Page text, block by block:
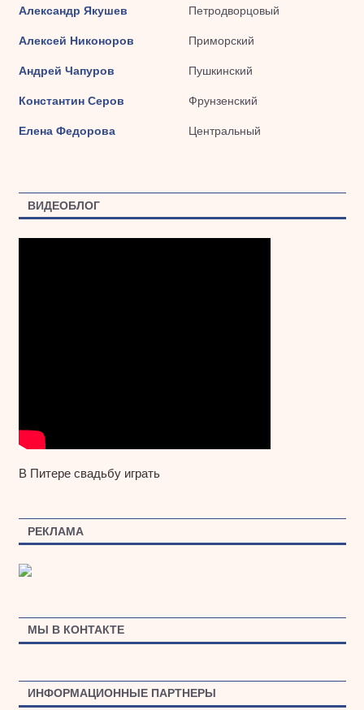
Александр Якушев Петродворцовый
Алексей Никоноров Приморский
Андрей Чапуров Пушкинский
Константин Серов Фрунзенский
Елена Федорова Центральный
ВИДЕОБЛОГ
В Питере свадьбу играть
РЕКЛАМА
МЫ В КОНТАКТЕ
ИНФОРМАЦИОННЫЕ ПАРТНЕРЫ